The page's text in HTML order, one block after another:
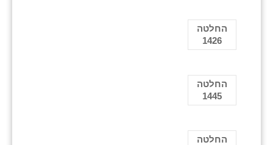
החלטה
1426
החלטה
1445
החלטה